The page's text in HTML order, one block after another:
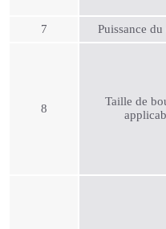
7
Puissance
8
Taille de